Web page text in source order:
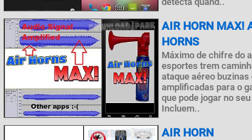
AIR HORN MAX!
HORNS
Máximo de chifre do
esportes trem
ataque aéreo buzinas
amplificadas para o
que pode jogar no
Incluem..
AIR HORN